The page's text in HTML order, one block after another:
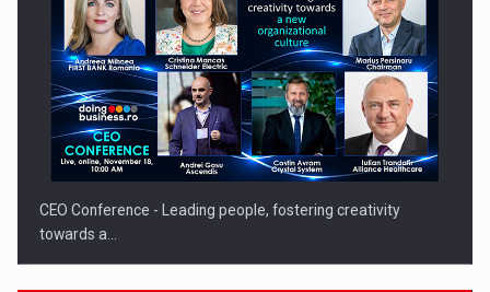
CEO Conference - Leading people, fostering creativity
towards a…